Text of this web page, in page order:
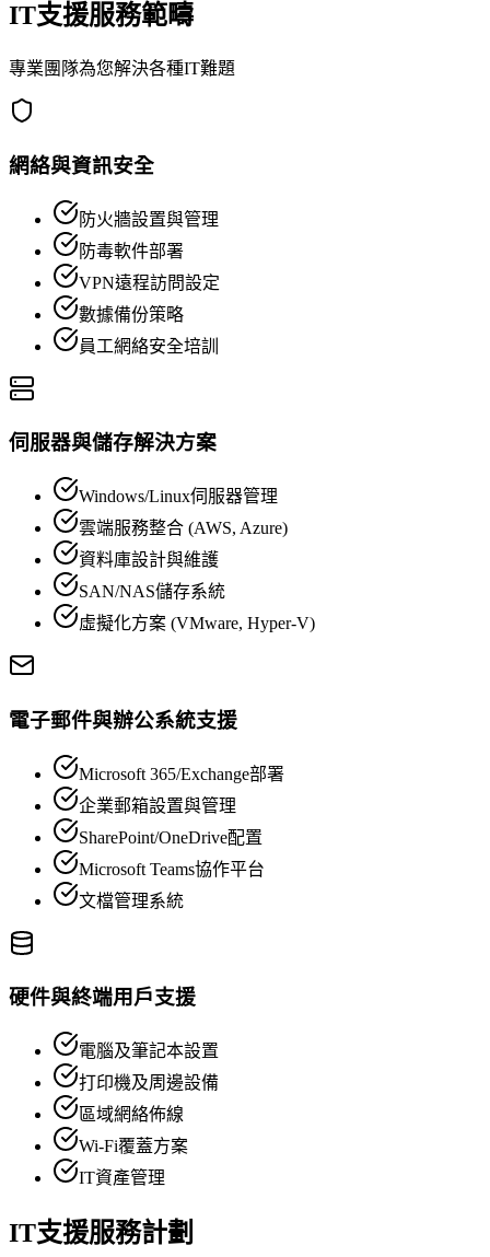
IT支援服務範疇
專業團隊為您解決各種IT難題
網絡與資訊安全
防火牆設置與管理
防毒軟件部署
VPN遠程訪問設定
數據備份策略
員工網絡安全培訓
伺服器與儲存解決方案
Windows/Linux伺服器管理
雲端服務整合 (AWS, Azure)
資料庫設計與維護
SAN/NAS儲存系統
虛擬化方案 (VMware, Hyper-V)
電子郵件與辦公系統支援
Microsoft 365/Exchange部署
企業郵箱設置與管理
SharePoint/OneDrive配置
Microsoft Teams協作平台
文檔管理系統
硬件與終端用戶支援
電腦及筆記本設置
打印機及周邊設備
區域網絡佈線
Wi-Fi覆蓋方案
IT資產管理
IT支援服務計劃